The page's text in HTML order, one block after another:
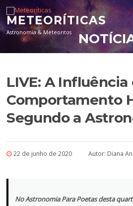
Pular para o conteúdo
METEORÍTICAS
Astronomia & Meteoritos
LIVE: A Influência
Comportamento
Segundo a
22 de junho de 2020 Autor: Diana
No Astronomia Para Poetas desta